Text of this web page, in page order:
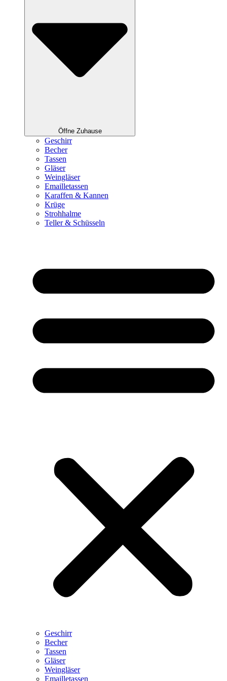
Öffne Zuhause
Geschirr
Becher
Tassen
Gläser
Weingläser
Emailletassen
Karaffen & Kannen
Krüge
Strohhalme
Teller & Schüsseln
Geschirr
Becher
Tassen
Gläser
Weingläser
Emailletassen